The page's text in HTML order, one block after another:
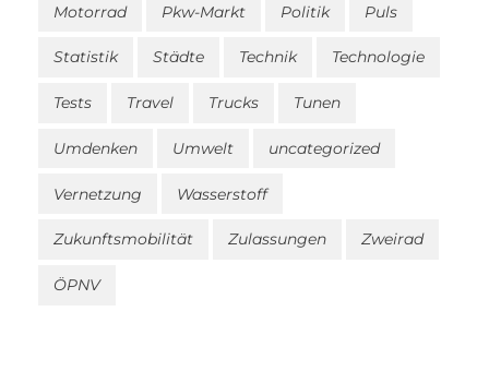
Motorrad Pkw-Markt Politik Puls
Statistik Städte Technik Technologie
Tests Travel Trucks Tunen
Umdenken Umwelt uncategorized
Vernetzung Wasserstoff
Zukunftsmobilität Zulassungen Zweirad
ÖPNV